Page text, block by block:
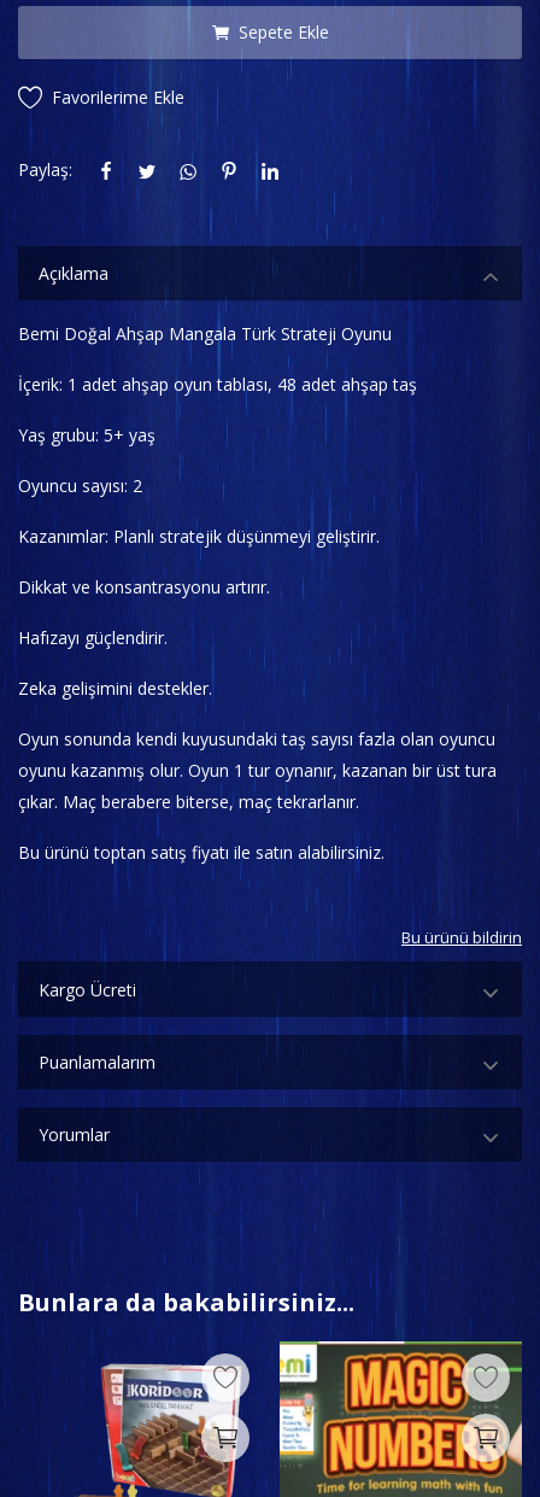
Sepete Ekle
Favorilerime Ekle
Paylaş:
Açıklama
Bemi Doğal Ahşap Mangala Türk Strateji Oyunu
İçerik: 1 adet ahşap oyun tablası, 48 adet ahşap taş
Yaş grubu: 5+ yaş
Oyuncu sayısı: 2
Kazanımlar: Planlı stratejik düşünmeyi geliştirir.
Dikkat ve konsantrasyonu artırır.
Hafızayı güçlendirir.
Zeka gelişimini destekler.
Oyun sonunda kendi kuyusundaki taş sayısı fazla olan oyuncu
oyunu kazanmış olur. Oyun 1 tur oynanır, kazanan bir üst tura
çıkar. Maç berabere biterse, maç tekrarlanır.
Bu ürünü toptan satış fiyatı ile satın alabilirsiniz.
Bu ürünü bildirin
Kargo Ücreti
Puanlamalarım
Yorumlar
Bunlara da bakabilirsiniz...